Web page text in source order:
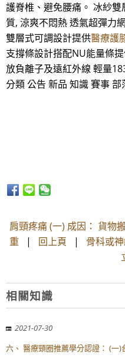
護脊椎、避免腰痛。 冰紗
質, 涼爽不悶熱 透氣超彈力
雙層式可調設計提供醫療護
支撐條設計搭配NU能量條
放負離子及遠紅外線 輕量
分類 公告 新品 知識 賽事
肩頸疼痛 (一) 成因： 貨物
重 | 回上頁 | 骨科或
相關知識
2021-07-30
六、 醫療頸圈推薦學分認證： (一